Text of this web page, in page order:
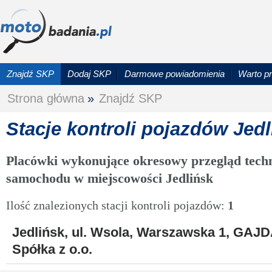
Znajdź SKP Dodaj SKP Darmowe powiadomienia Warto
Strona główna » Znajdź SKP
Stacje kontroli pojazdów
Placówki wykonujące okresowy przegląd
samochodu w miejscowości Jedlińsk
Ilość znalezionych stacji kontroli pojazdów: 1
Jedlińsk, ul. Wsola, Warszawska 1,
Spółka z o.o.